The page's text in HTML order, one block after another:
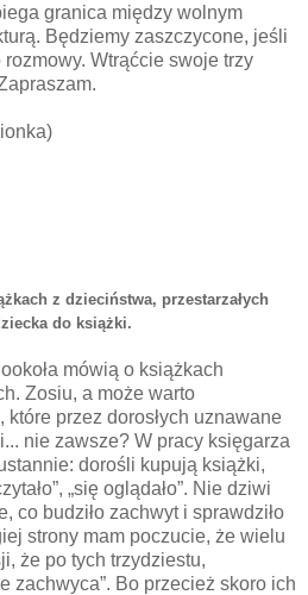
granica między wolnym
Będziemy zaszczycone, jeśli
Wtrąćcie swoje trzy
z dzieciństwa, przestarzałych
do książki.
mówią o książkach
Zosiu, a może warto
przez dorosłych uznawane
nie zawsze? W pracy księgarza
dorośli kupują książki,
„się oglądało”. Nie dziwi
co budziło zachwyt i sprawdziło
strony mam poczucie, że wielu
że po tych trzydziestu,
zachwyca”. Bo przecież skoro ich